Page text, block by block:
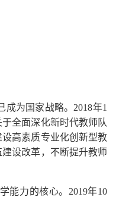
为国家战略。 2018年1
全面深化新时代教师队
高素质专业化创新型教
设改革，不断提升教师
能力的核心。 2019年10